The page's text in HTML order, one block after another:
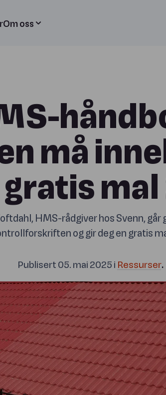
Om oss
må
gratis
HMS-rådgiver hos Svenn,
og gir deg en gratis
Publisert 05. mai 2025 i Ressurser.